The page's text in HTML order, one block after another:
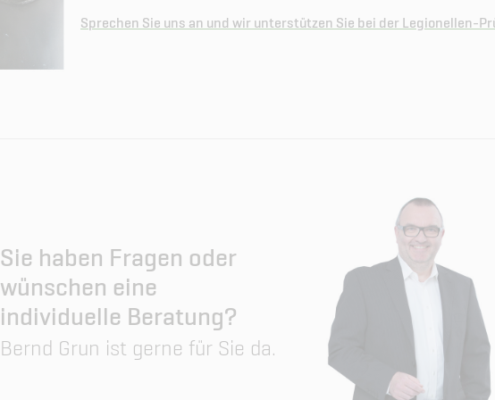
Sprechen Sie uns an und wir unterstützen Sie bei der Legionellen-
Sie haben Fragen oder
wünschen eine
individuelle Beratung?
Bernd Grun ist gerne für Sie da.